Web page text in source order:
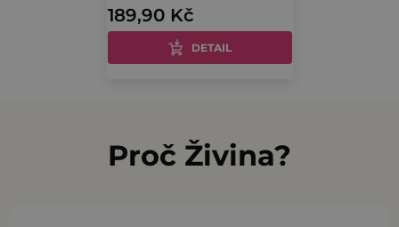
je
5,0
z
189,90 Kč
DETAIL
Proč Živina?